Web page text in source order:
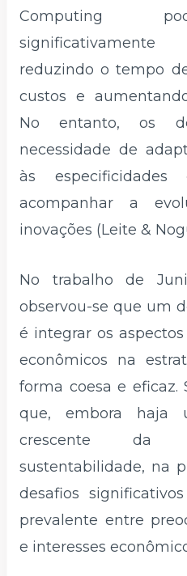
Computing
reduzindo o tempo
custos e
No entanto, os
necessidade de
às
acompanhar a
inovações (Leite &
No trabalho de
observou-se que um
é integrar os
econômicos na
forma coesa e eficaz.
que, embora haja
crescente da
sustentabilidade, na
desafios
prevalente entre
e interesses